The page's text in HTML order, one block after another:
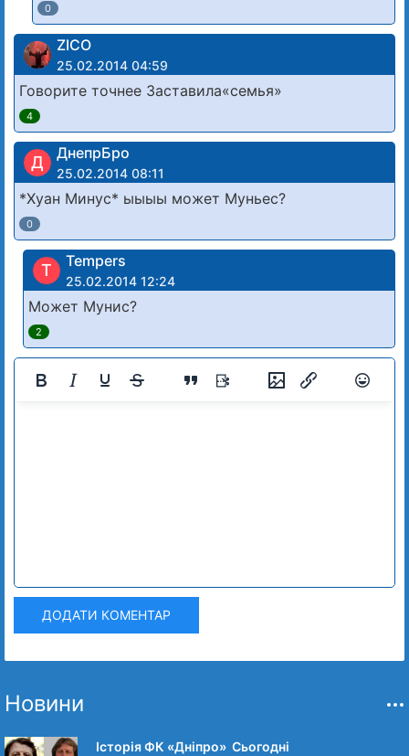
0
ZICO
25.02.2014 04:59
Говорите точнее Заставила«cемья»
4
Д ДнепрБро
25.02.2014 08:11
*Хуан Минус* ыыыы может Муньес?
0
T Tempers
25.02.2014 12:24
Может Мунис?
2
ДОДАТИ КОМЕНТАР
Новини
Історія ФК «Дніпро» Сьогодні